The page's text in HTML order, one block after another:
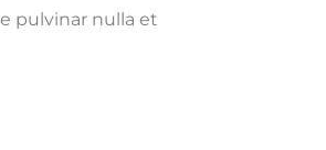
pulvinar nulla et